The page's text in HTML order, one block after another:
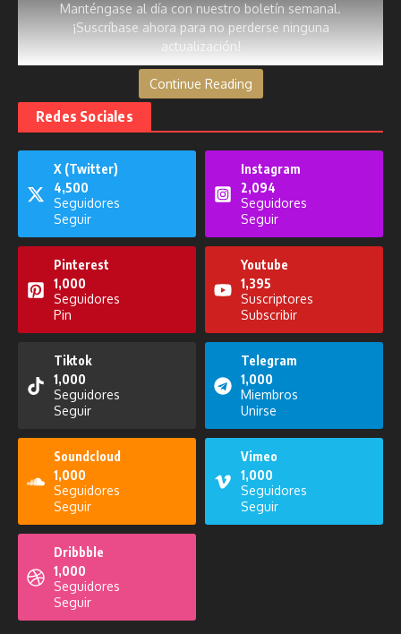
Manténgase al día con nuestro boletín semanal.
¡Suscríbase ahora para no perderse ninguna
actualización!
[mc4wp_form id=53]
Publicaciones relacionadas
25 de noviembre de 2025
Noticiero del 7 de noviembre de
7 de noviembre de 2025
Entreteni2 del 4 de diciembre de
2025
4 de diciembre de 2025
Continue Reading
Redes Sociales
X (Twitter)
4,500
Seguidores
Seguir
Instagram
2,094
Seguidores
Seguir
Pinterest
1,000
Seguidores
Pin
Youtube
1,395
Suscriptores
Subscribir
Tiktok
1,000
Seguidores
Seguir
Telegram
1,000
Miembros
Unirse
Soundcloud
1,000
Seguidores
Seguir
Vimeo
1,000
Seguidores
Seguir
Dribbble
1,000
Seguidores
Seguir